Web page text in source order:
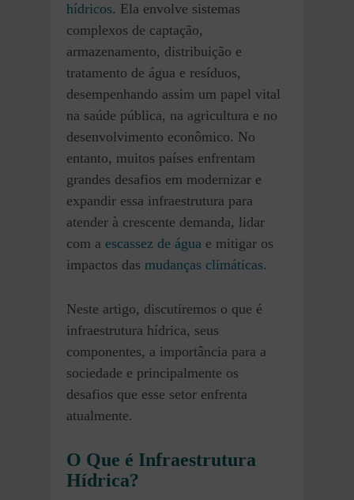
hídricos. Ela envolve sistemas
complexos de captação,
armazenamento, distribuição e
tratamento de água e resíduos,
desempenhando assim um papel vital
na saúde pública, na agricultura e no
desenvolvimento econômico. No
entanto, muitos países enfrentam
grandes desafios em modernizar e
expandir essa infraestrutura para
atender à crescente demanda, lidar
com a escassez de água e mitigar os
impactos das mudanças climáticas.
Neste artigo, discutiremos o que é
infraestrutura hídrica, seus
componentes, a importância para a
sociedade e principalmente os
desafios que esse setor enfrenta
atualmente.
O Que é Infraestrutura
Hídrica?